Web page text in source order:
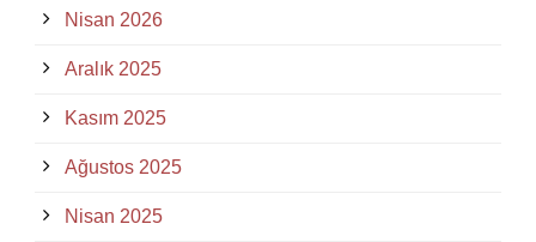
Nisan 2026
Aralık 2025
Kasım 2025
Ağustos 2025
Nisan 2025